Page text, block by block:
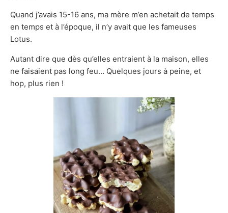
Quand j’avais 15-16 ans, ma mère m’en achetait de temps
en temps et à l’époque, il n’y avait que les fameuses
Lotus.
Autant dire que dès qu’elles entraient à la maison, elles
ne faisaient pas long feu… Quelques jours à peine, et
hop, plus rien !